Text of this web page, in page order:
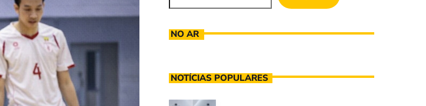
NO AR
NOTÍCIAS POPULARES